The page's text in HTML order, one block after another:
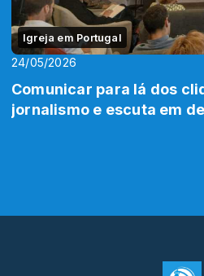
Igreja em Portugal
24/05/2026
Comunicar para lá dos
jornalismo e escuta em